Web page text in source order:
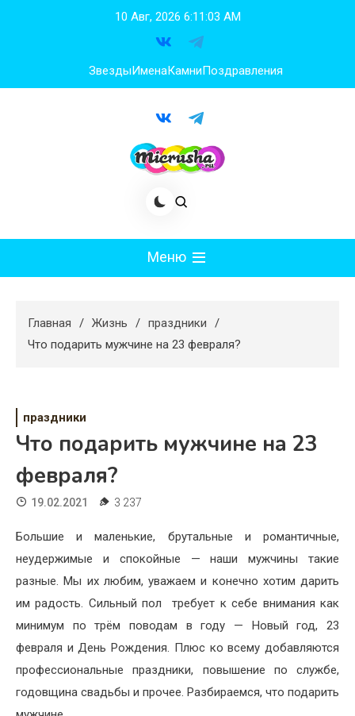
10 Авг, 2026 6:11:04 AM
ЗвездыИменаКамниПоздравления
Меню
Худеем
Свадьба
Жизнь
Хобби
Красота
Недвижимость
Главная Жизнь
праздники
Что подарить мужчине на 23 февраля?
праздники
Что подарить мужчине на 23
февраля?
19.02.2021 3 237
Большие и маленькие, брутальные и романтичные,
неудержимые и спокойные — наши мужчины такие
разные. Мы их любим, уважаем и конечно хотим дарить
им радость. Сильный пол требует к себе внимания как
минимум по трём поводам в году — Новый год, 23
февраля и День Рождения. Плюс ко всему добавляются
профессиональные праздники, повышение по службе,
годовщина свадьбы и прочее. Разбираемся, что подарить